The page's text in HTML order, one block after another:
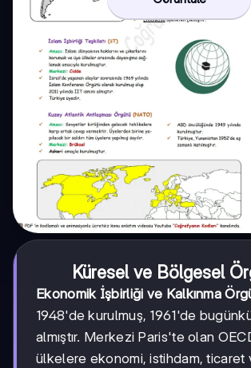
Küresel ve Bölgesel
Ekonomik İşbirliği ve Kalkınma
1948'de kurulmuş, 1961'de bugünkü
almıştır. Merkezi Paris'te olan
ülkelere ekonomi, istihdam, ticaret